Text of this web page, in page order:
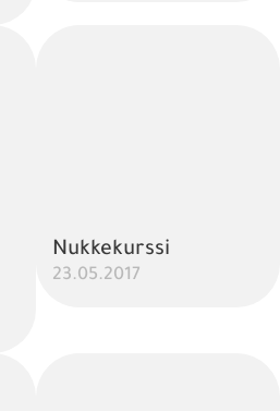
Nukkekurssi
23.05.2017